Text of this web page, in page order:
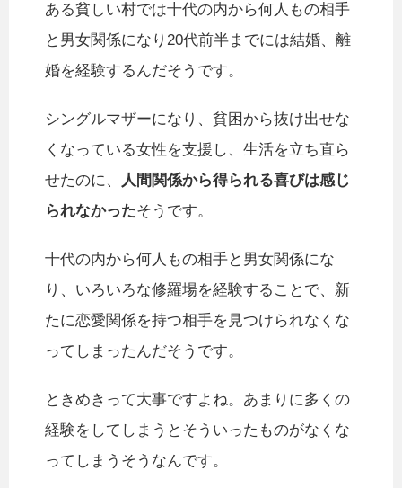
ある貧しい村では十代の内から何人もの相手
と男女関係になり20代前半までには結婚、離
婚を経験するんだそうです。
シングルマザーになり、貧困から抜け出せな
くなっている女性を支援し、生活を立ち直ら
せたのに、
人間関係から得られる喜びは感じ
られなかったそうです。
十代の内から何人もの相手と男女関係にな
り、いろいろな修羅場を経験することで、新
たに恋愛関係を持つ相手を見つけられなくな
ってしまったんだそうです。
ときめきって大事ですよね。あまりに多くの
経験をしてしまうとそういったものがなくな
ってしまうそうなんです。